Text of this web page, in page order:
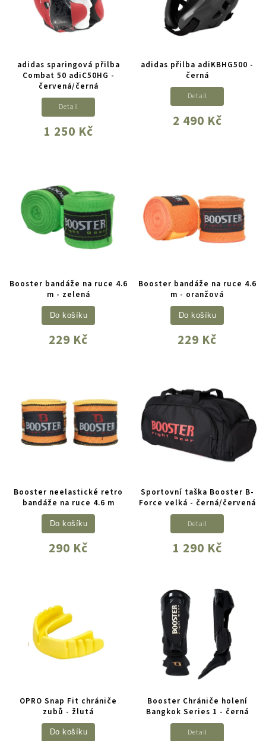
adidas sparingová přilba
Combat 50 adiC50HG -
červená/černá
1 250 Kč
Detail
adidas přilba adiKBHG500 -
černá
2 490 Kč
Detail
Booster bandáže na ruce 4.6
m - zelená
229 Kč
Do košíku
Booster bandáže na ruce 4.6
m - oranžová
229 Kč
Do košíku
Booster neelastické retro
bandáže na ruce 4.6 m
290 Kč
Do košíku
Sportovní taška Booster B-
Force velká - černá/červená
1 290 Kč
Detail
OPRO Snap Fit chrániče
zubů - žlutá
Do košíku
Booster Chrániče holení
Bangkok Series 1 - černá
Detail